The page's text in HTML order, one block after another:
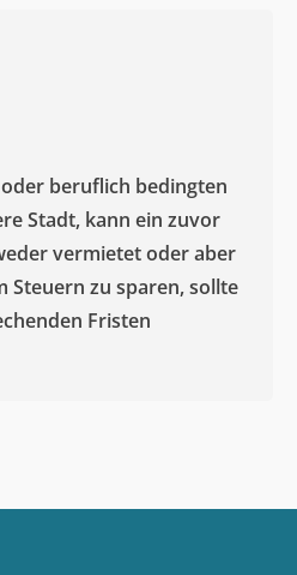
beruflich bedingten
Stadt, kann ein zuvor
vermietet oder aber
Steuern zu sparen, sollte
Fristen